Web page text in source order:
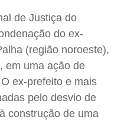
de Justiça do
do ex-
(região noroeste),
em uma ação de
ex-prefeito e mais
pelo desvio de
construção de uma